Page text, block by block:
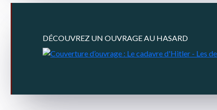
DÉCOUVREZ UN OUVRAGE AU HASARD